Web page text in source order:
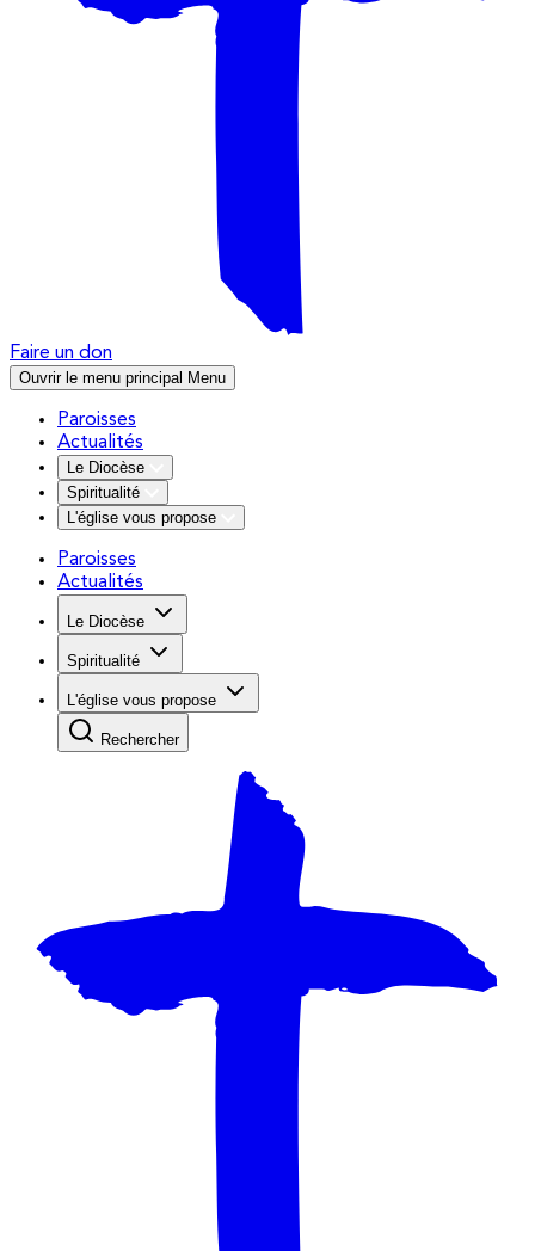
Faire un don
Ouvrir le menu principal Menu
Paroisses
Actualités
Le Diocèse
Spiritualité
L'église vous propose
Paroisses
Actualités
Le Diocèse
Spiritualité
L'église vous propose
Rechercher